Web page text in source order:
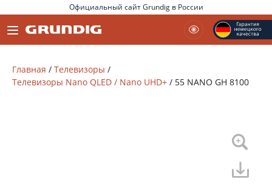
Официальный сайт Grundig в России
Главная / Телевизоры /
Телевизоры Nano QLED / Nano UHD+ / 55 NANO GH 8100